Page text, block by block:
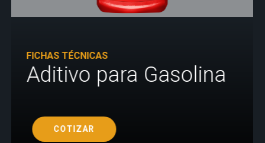
FICHAS TÉCNICAS
Aditivo para Gasolina
COTIZAR